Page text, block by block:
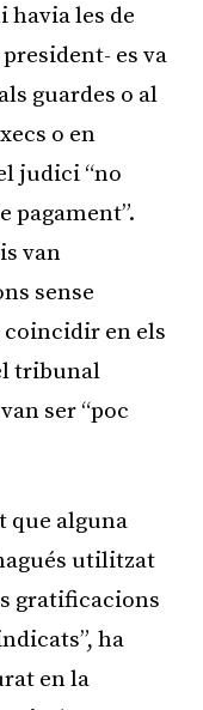
havia les de
es va
guardes o al
o en
judici “no
pagament”.
van
sense
en els
tribunal
ser “poc
que alguna
utilitzat
gratificacions
ha
en la